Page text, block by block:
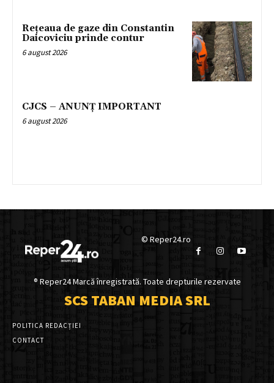
Rețeaua de gaze din Constantin
Daicoviciu prinde contur
6 august 2026
CJCS – ANUNȚ IMPORTANT
6 august 2026
© Reper24.ro
® Reper24 Marcă înregistrată. Toate drepturile rezervate
SCS TABAN MEDIA SRL
POLITICA REDACȚIEI
CONTACT